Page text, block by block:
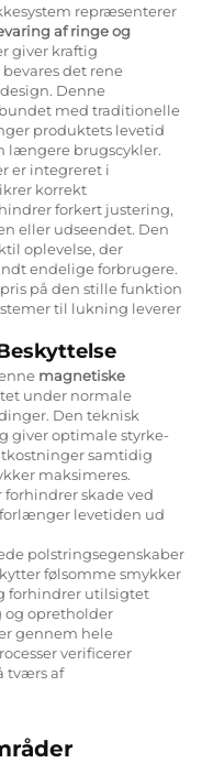
repræsenterer
af ringe og
giver kraftig
det rene
design. Denne
med traditionelle
produktets levetid
længere brugscykler.
er integreret i
korrekt
forkert justering,
eller udseendet. Den
oplevelse, der
endelige forbrugere.
på den stille funktion
til lukning leverer
magnetiske
under normale
Den teknisk
giver optimale styrke-
samtidig
maksimeres.
skade ved
levetiden ud
polstringsegenskaber
følsomme smykker
forhindrer utilsigtet
og opretholder
gennem hele
verificerer
tværs af